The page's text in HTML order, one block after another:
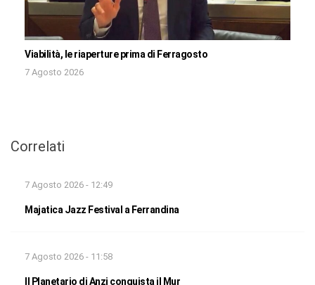
Viabilità, le riaperture prima di Ferragosto
7 Agosto 2026
Correlati
7 Agosto 2026 - 12:49
Majatica Jazz Festival a Ferrandina
7 Agosto 2026 - 11:58
Il Planetario di Anzi conquista il Mur